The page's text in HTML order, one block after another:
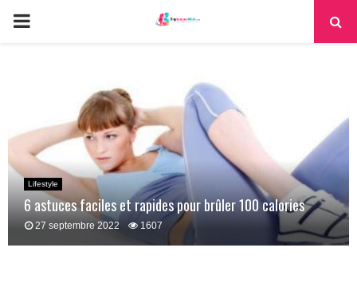
PRIMARY
Lifestyle
6 astuces faciles et rapides pour brûler 100 calories
27 septembre 2022 1607